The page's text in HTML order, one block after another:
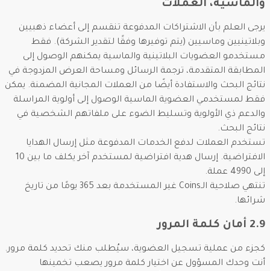
والماسية، العملات
يرجى العلم بأن الاشتراكات المدفوعة تنقسم إلى أعضاء ذهبيين
وبلاتينيين وماسيين (يتم توفيرها وفقًا لتقدير الشركة). فقط
مستخدمو العضويات البلاتينية والماسية يمكنهم الوصول إلى
المطابقة المتقدمة، ترجمة الرسائل ومساحة العرض المزدوجة في
نتائج البحث والاستفادة أيضًا من العملات المجانية المضمنة. يمكن
فقط لمستخدمي العضوية الماسية الوصول إلى أولوية المراسلة
والدعم ذي الأولوية وتسليط الضوء على ملفاتهم الشخصية في
نتائج البحث.
تستخدم العملات لدفع الخدمات المدفوعة مثل إرسال الهدايا
الافتراضية. إرسال هدية افتراضية لمستخدم آخر يكلف ما بين 10
إلى 4990 عملة.
تنتهي صلاحية الـCoins غير المستخدمة بعد 365 يومًا من تاريخ
شرائها.
2.9 أمان كلمة المرور
كجزء من عملية تسجيل العضوية، سيُطلب منك تحديد كلمة مرور.
أنت وحدك المسؤول عن اختيار كلمة مرور يصعب تخمينها